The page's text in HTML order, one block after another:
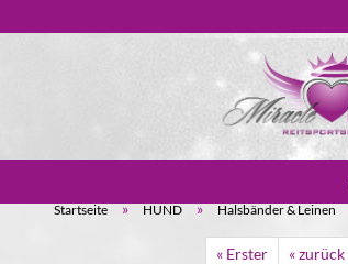
Startseite » HUND » Halsbänder & Leinen
« Erster « zurück